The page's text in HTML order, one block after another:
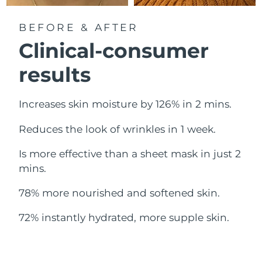
BEFORE & AFTER
Clinical-consumer
results
Increases skin moisture by 126% in 2 mins.
Reduces the look of wrinkles in 1 week.
Is more effective than a sheet mask in just 2
mins.
78% more nourished and softened skin.
72% instantly hydrated, more supple skin.
Litauen
Erwartete Lieferung
09/08/2026
Macau
11/08/2026
Malaysia
Erwartete Lieferung
Malta
Erwartete Lieferung